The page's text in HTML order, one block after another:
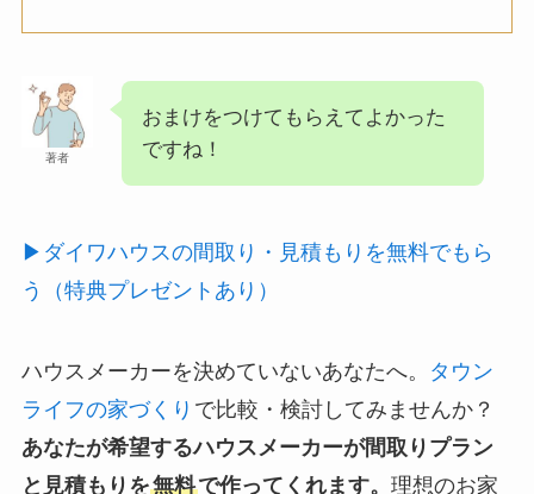
著者
おまけをつけてもらえてよかった
ですね！
▶ダイワハウスの間取り・見積もりを無料でもら
う（特典プレゼントあり）
ハウスメーカーを決めていないあなたへ。
タウン
ライフの家づくり で比較・検討してみませんか？
あなたが希望するハウスメーカーが間取りプラン
と見積もりを無料で作ってくれます。 理想のお家